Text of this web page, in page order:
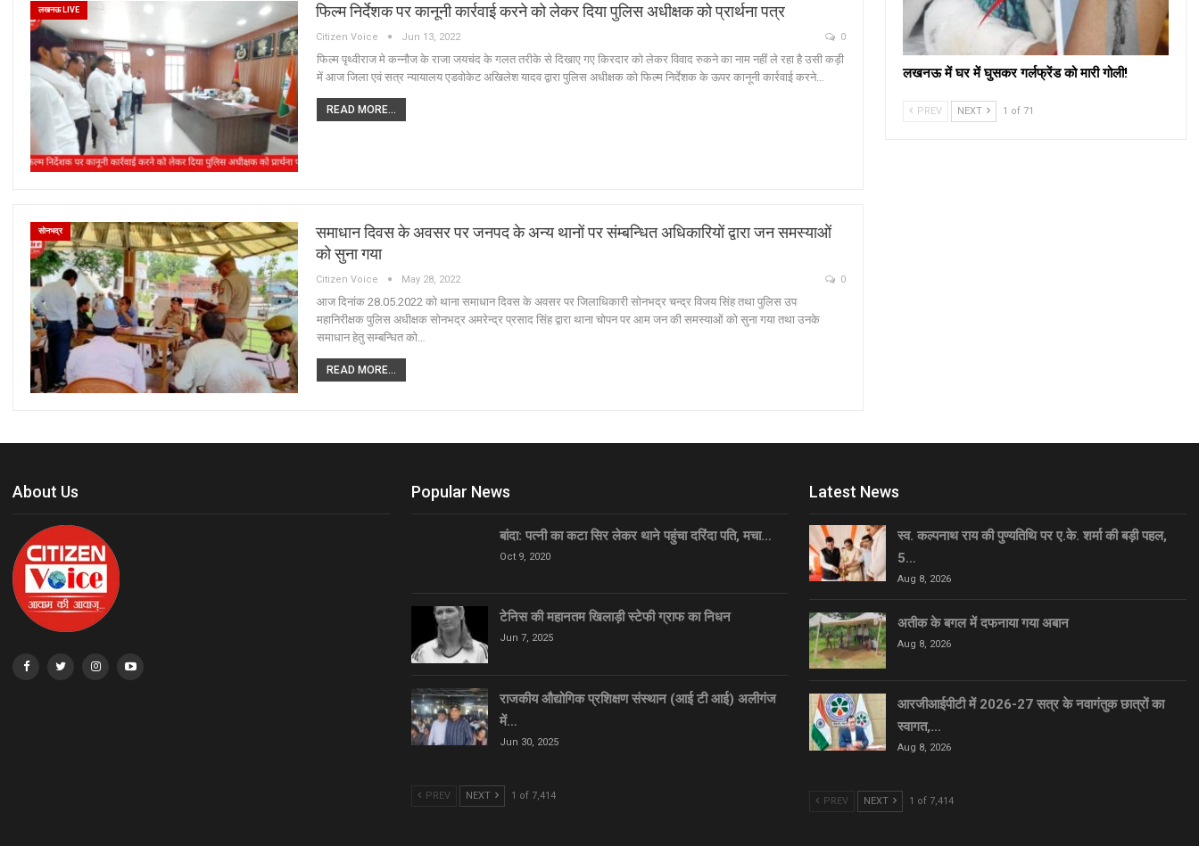
लखनऊ LIVE फिल्म निर्देशक पर कानूनी कार्रवाई करने को लेकर दिया पुलिस अधीक्षक को प्रार्थना पत्र
Citizen Voice Jun 13, 2022 0
फिल्म पृथ्वीराज मे कन्नौज के राजा जयचंद के गलत तरीके से दिखाए गए किरदार को लेकर विवाद रुकने का नाम नहीं ले रहा है उसी कड़ी
में आज जिला एवं सत्र न्यायालय एडवोकेट अखिलेश यादव द्वारा पुलिस अधीक्षक को फिल्म निर्देशक के ऊपर कानूनी कार्रवाई करने…
READ MORE...
सोनभद्र
समाधान दिवस के अवसर पर जनपद के अन्य थानों पर संम्बन्धित अधिकारियों द्वारा जन समस्याओं
को सुना गया
Citizen Voice May 28, 2022 0
आज दिनांक 28.05.2022 को थाना समाधान दिवस के अवसर पर जिलाधिकारी सोनभद्र चन्द्र विजय सिंह तथा पुलिस उप
महानिरीक्षक पुलिस अधीक्षक सोनभद्र अमरेन्द्र प्रसाद सिंह द्वारा थाना चोपन पर आम जन की समस्याओं को सुना गया तथा उनके
समाधान हेतु सम्बन्धित को…
READ MORE...
लखनऊ में घर में घुसकर गर्लफ्रेंड को मारी गोली!
PREV NEXT 1 of 71
About Us Popular News
बांदा: पत्नी का कटा सिर लेकर थाने पहुंचा दरिंदा पति, मचा…
Oct 9, 2020
टेनिस की महानतम खिलाड़ी स्टेफी ग्राफ का निधन
Jun 7, 2025
राजकीय औद्योगिक प्रशिक्षण संस्थान (आई टी आई) अलीगंज
में…
Jun 30, 2025
PREV NEXT 1 of 7,414
Latest News
स्व. कल्पनाथ राय की पुण्यतिथि पर ए.के. शर्मा की बड़ी पहल,
5…
Aug 8, 2026
अतीक के बगल में दफनाया गया अबान
Aug 8, 2026
आरजीआईपीटी में 2026-27 सत्र के नवागंतुक छात्रों का
स्वागत,…
Aug 8, 2026
PREV NEXT 1 of 7,414